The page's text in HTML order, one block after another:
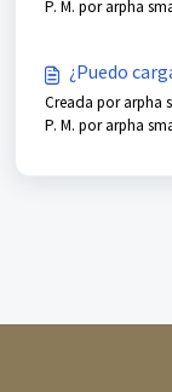
P. M. por arpha
¿Puedo
Creada por arpha
P. M. por arpha